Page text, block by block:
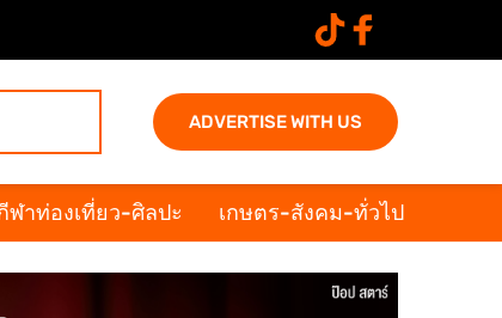
ADVERTISE WITH US
าท่องเที่ยว-ศิลปะ เกษตร-สังคม-ทั่วไป